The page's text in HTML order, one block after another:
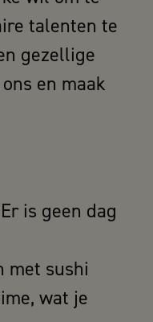
talenten te
gezellige
en maak
is geen dag
met sushi
wat je